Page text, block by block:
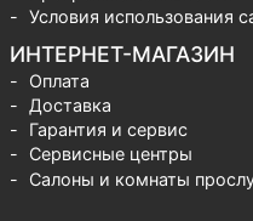
Условия использования
ИНТЕРНЕТ-МАГАЗИН
Оплата
Доставка
Гарантия и сервис
Сервисные центры
Салоны и комнаты